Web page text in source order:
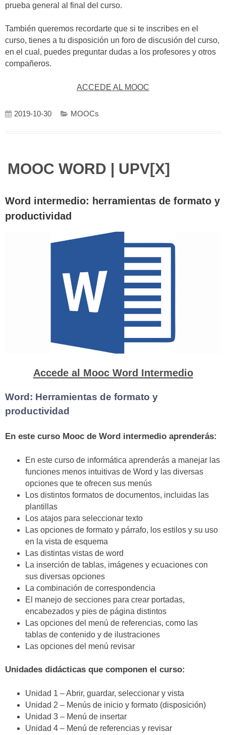
prueba general al final del curso.
También queremos recordarte que si te inscribes en el
curso, tienes a tu disposición un foro de discusión del curso,
en el cual, puedes preguntar dudas a los profesores y otros
compañeros.
ACCEDE AL MOOC
2019-10-30 MOOCs
MOOC WORD | UPV[X]
Word intermedio: herramientas de formato y
productividad
Accede al Mooc Word Intermedio
Word: Herramientas de formato y
productividad
En este curso Mooc de Word intermedio aprenderás:
En este curso de informática aprenderás a manejar las
funciones menos intuitivas de Word y las diversas
opciones que te ofrecen sus menús
Los distintos formatos de documentos, incluidas las
plantillas
Los atajos para seleccionar texto
Las opciones de formato y párrafo, los estilos y su uso
en la vista de esquema
Las distintas vistas de word
La inserción de tablas, imágenes y ecuaciones con
sus diversas opciones
La combinación de correspondencia
El manejo de secciones para crear portadas,
encabezados y pies de página distintos
Las opciones del menú de referencias, como las
tablas de contenido y de ilustraciones
Las opciones del menú revisar
Unidades didácticas que componen el curso:
Unidad 1 – Abrir, guardar, seleccionar y vista
Unidad 2 – Menús de inicio y formato (disposición)
Unidad 3 – Menú de insertar
Unidad 4 – Menú de referencias y revisar